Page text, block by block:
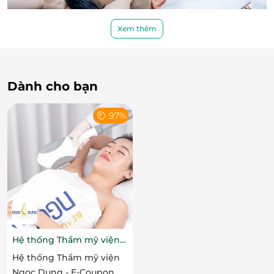
dược sẽ giúp dưỡng da, làm đẹp da, giữ độ ẩm cho
da… Ngâm mình trong nước thuốc nóng thường
xuyên sẽ giúp cơ thể thải độc, tránh được một số
bệnh như đau xương khớp, cao huyết áp, phong
Xem thêm
Dành cho bạn
97%
Hệ thống Thẩm mỹ viện
Ngọc Dung
Hệ thống Thẩm mỹ viện